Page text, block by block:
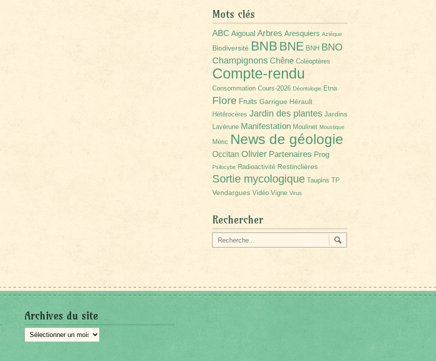
Mots clés
ABC Aigoual Arbres Aresquiers Aztèque
Biodiversité BNB BNE BNH BNO
Champignons Chêne Coléoptères
Compte-rendu
Consommation Cours-2026 Déontologie Etna
Flore Fruits Garrigue Hérault
Hétérocères Jardin des plantes Jardins
Lavérune Manifestation Moulinet Moustique
Méric News de géologie
Occitan Olivier Partenaires Prog
Psilocybe Radioactivité Restinclières
Sortie mycologique Taupins TP
Vendargues Vidéo Vigne Virus
Rechercher
Archives du site
Archives
du